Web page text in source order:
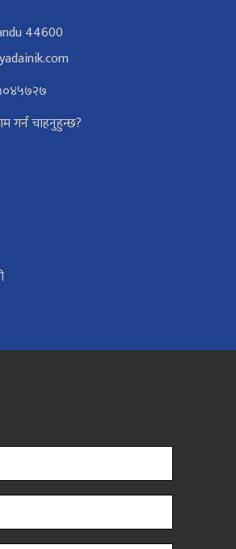
44600
गर्न चाहनुहुन्छ?